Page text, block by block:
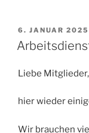
AM
6. JANUAR 2025
Liebe Mitglieder,
hier wieder
Wir brauchen